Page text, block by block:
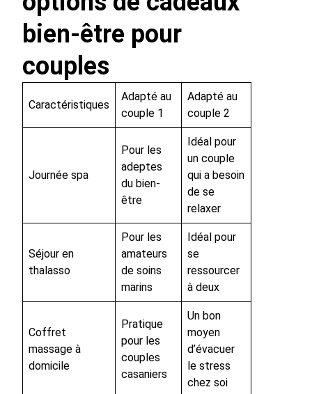
bien-être pour
couples
Caractéristiques
Adapté au
couple 1
Adapté au
couple 2
Journée spa
Pour les
adeptes
du bien-
être
Idéal pour
un couple
qui a besoin
de se
relaxer
Séjour en
thalasso
Pour les
amateurs
de soins
marins
Idéal pour
se
ressourcer
à deux
Coffret
massage à
domicile
Pratique
pour les
couples
casaniers
Un bon
moyen
d’évacuer
le stress
chez soi